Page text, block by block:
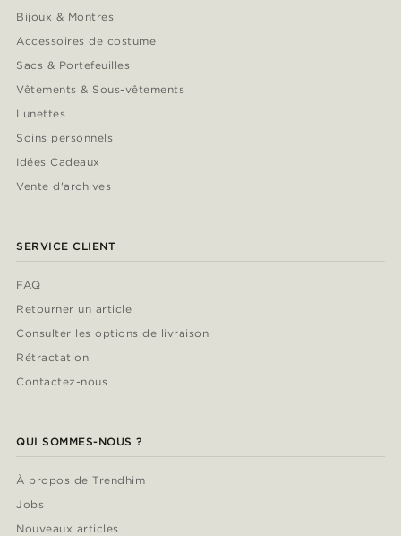
Bijoux & Montres
Accessoires de costume
Sacs & Portefeuilles
Vêtements & Sous-vêtements
Lunettes
Soins personnels
Idées Cadeaux
Vente d'archives
SERVICE CLIENT
FAQ
Retourner un article
Consulter les options de livraison
Rétractation
Contactez-nous
QUI SOMMES-NOUS ?
À propos de Trendhim
Jobs
Nouveaux articles